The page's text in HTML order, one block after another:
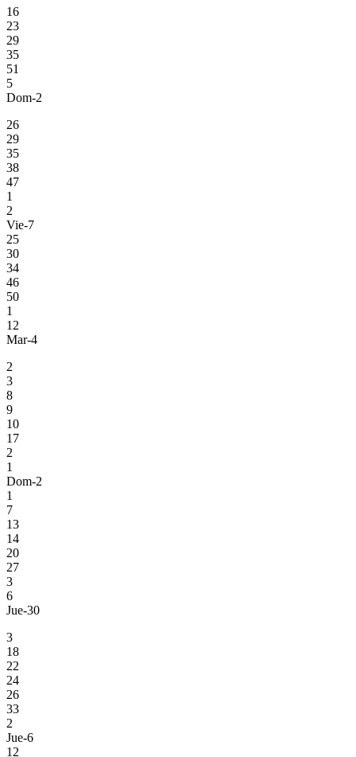
16
23
29
35
51
5
Dom-2
26
29
35
38
47
1
2
Vie-7
25
30
34
46
50
1
12
Mar-4
2
3
8
9
10
17
2
1
Dom-2
1
7
13
14
20
27
3
6
Jue-30
3
18
22
24
26
33
2
Jue-6
12